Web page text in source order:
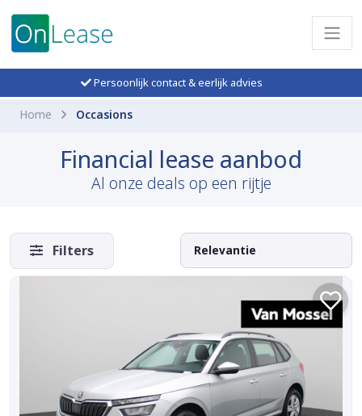
Persoonlijk contact & eerlijk advies
Home Occasions
Financial lease aanbod
Al onze deals op een rijtje
Filters